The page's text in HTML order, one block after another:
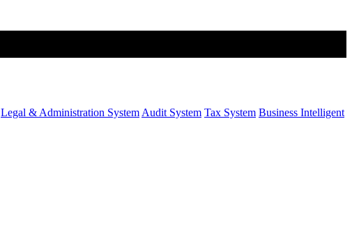
Legal & Administration System Audit System Tax System Business Intelligent